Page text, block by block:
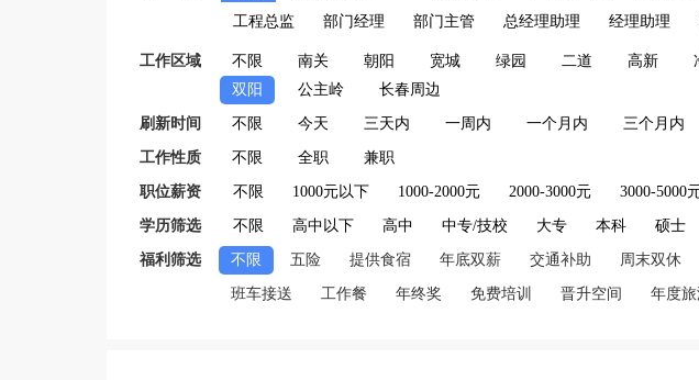
工程总监 部门经理 部门主管 总经理助理 经理助理
工作区域 不限 南关 朝阳 宽城 绿园 二道 高新
双阳
公主岭 长春周边
刷新时间 不限 今天 三天内 一周内 一个月内 三个月内
工作性质 不限 全职 兼职
职位薪资 不限 1000元以下 1000-2000元 2000-3000元 3000-5000
学历筛选 不限 高中以下 高中 中专/技校 大专 本科 硕士
福利筛选 不限 五险 提供食宿 年底双薪 交通补助 周末双休
班车接送 工作餐 年终奖 免费培训 晋升空间 年度